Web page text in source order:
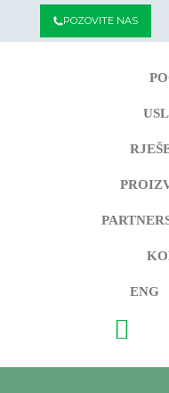
POZOVITE NAS
ENG